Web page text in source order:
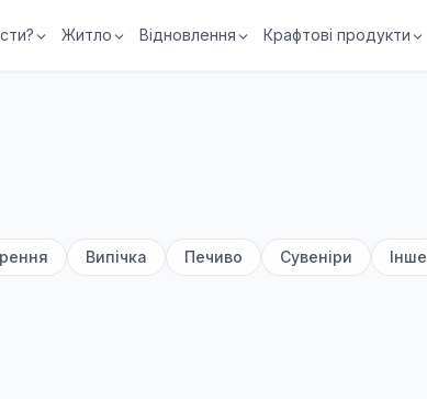
Житло Відновлення Крафтові продукти
Випічка Печиво Сувеніри Інше